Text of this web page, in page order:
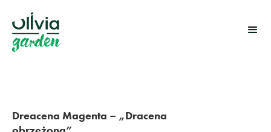
Dreacena Magenta – „Dracena